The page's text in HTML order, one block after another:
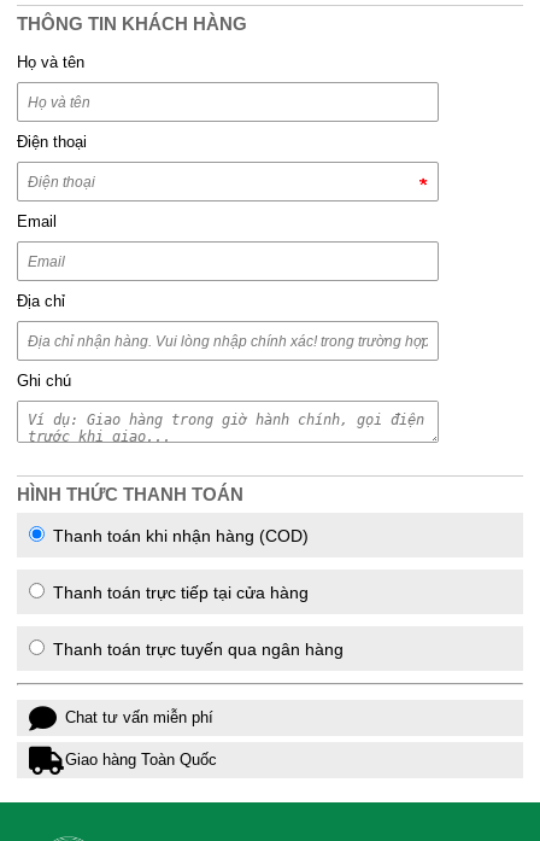
THÔNG TIN KHÁCH HÀNG
Họ và tên
Điện thoại
Email
Địa chỉ
Ghi chú
HÌNH THỨC THANH TOÁN
Thanh toán khi nhận hàng (COD)
Thanh toán trực tiếp tại cửa hàng
Thanh toán trực tuyến qua ngân hàng
Chat tư vấn miễn phí
Giao hàng Toàn Quốc